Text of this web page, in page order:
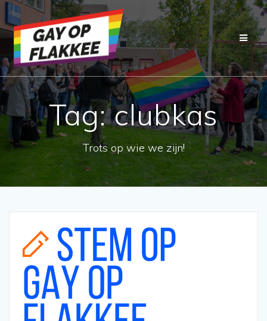
naar
de
inhoud
Tag:clubkas
Trots op wie we zijn!